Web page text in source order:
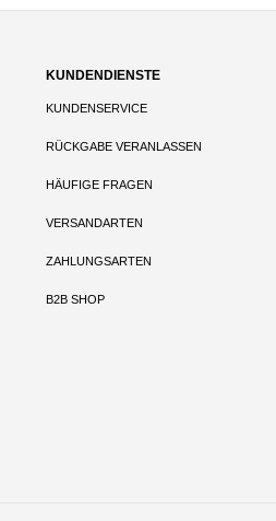
KUNDENDIENSTE
KUNDENSERVICE
RÜCKGABE VERANLASSEN
HÄUFIGE FRAGEN
VERSANDARTEN
ZAHLUNGSARTEN
B2B SHOP